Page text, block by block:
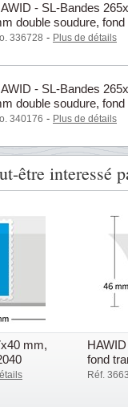
- SL-Bandes
double soudure, fond
/ 22115
336728 - Plus de détails
- SL-Bandes
double soudure, fond
/ 22155
340176 - Plus de détails
être interessé
mm,
fond
Réf.